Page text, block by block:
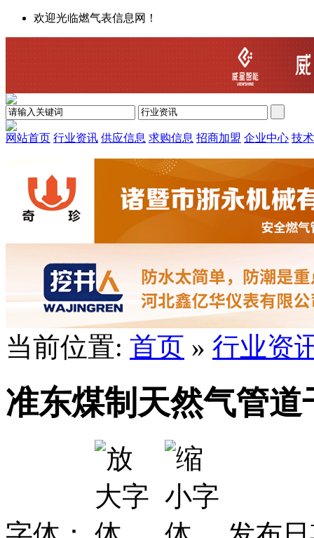
欢迎光临燃气表信息网！
网站首页 行业资讯 供应信息 求购信息 招商加盟 企业中心 技
当前位置: 首页 » 行业资
准东煤制天然气管